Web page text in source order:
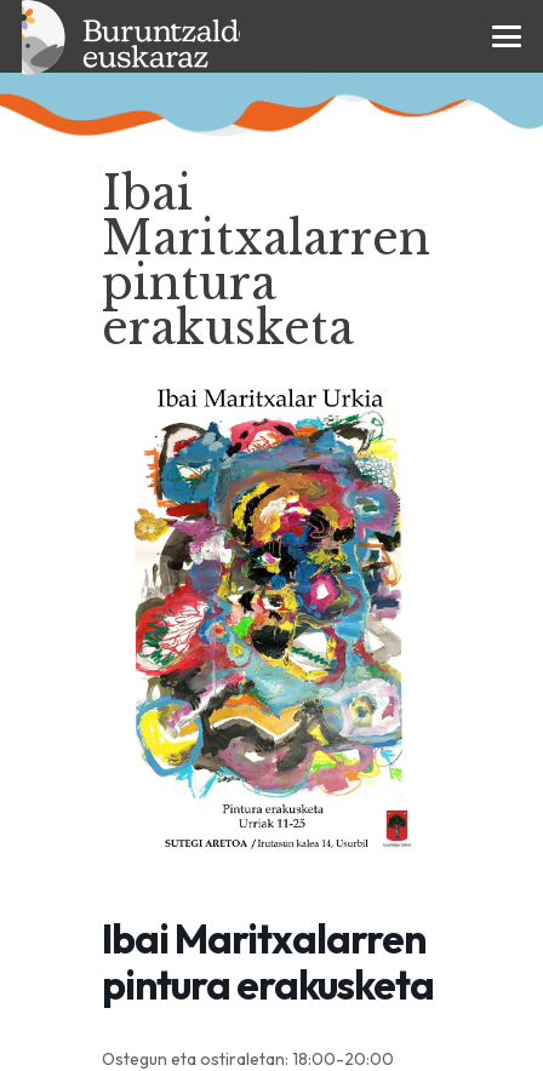
Ibai
Maritxalarren
pintura
erakusketa
Ibai Maritxalarren
pintura erakusketa
Ostegun eta ostiraletan: 18:00-20:00